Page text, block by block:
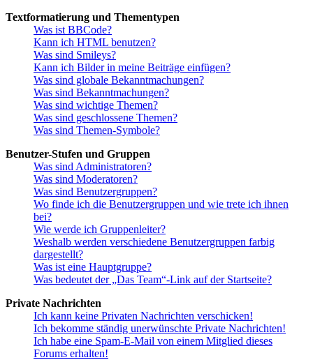
Textformatierung und Thementypen
Was ist BBCode?
Kann ich HTML benutzen?
Was sind Smileys?
Kann ich Bilder in meine Beiträge einfügen?
Was sind globale Bekanntmachungen?
Was sind Bekanntmachungen?
Was sind wichtige Themen?
Was sind geschlossene Themen?
Was sind Themen-Symbole?
Benutzer-Stufen und Gruppen
Was sind Administratoren?
Was sind Moderatoren?
Was sind Benutzergruppen?
Wo finde ich die Benutzergruppen und wie trete ich ihnen
bei?
Wie werde ich Gruppenleiter?
Weshalb werden verschiedene Benutzergruppen farbig
dargestellt?
Was ist eine Hauptgruppe?
Was bedeutet der „Das Team“-Link auf der Startseite?
Private Nachrichten
Ich kann keine Privaten Nachrichten verschicken!
Ich bekomme ständig unerwünschte Private Nachrichten!
Ich habe eine Spam-E-Mail von einem Mitglied dieses
Forums erhalten!